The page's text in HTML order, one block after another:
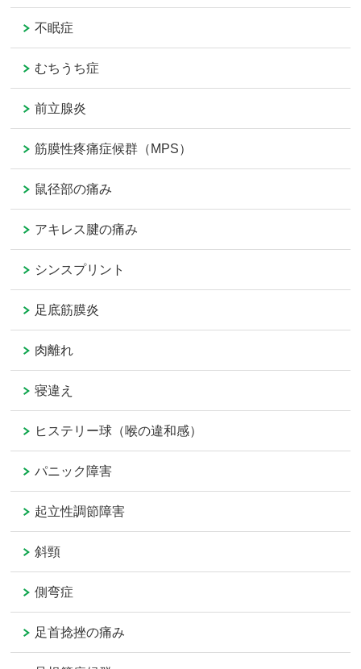
不眠症
むちうち症
前立腺炎
筋膜性疼痛症候群（MPS）
鼠径部の痛み
アキレス腱の痛み
シンスプリント
足底筋膜炎
肉離れ
寝違え
ヒステリー球（喉の違和感）
パニック障害
起立性調節障害
斜頸
側弯症
足首捻挫の痛み